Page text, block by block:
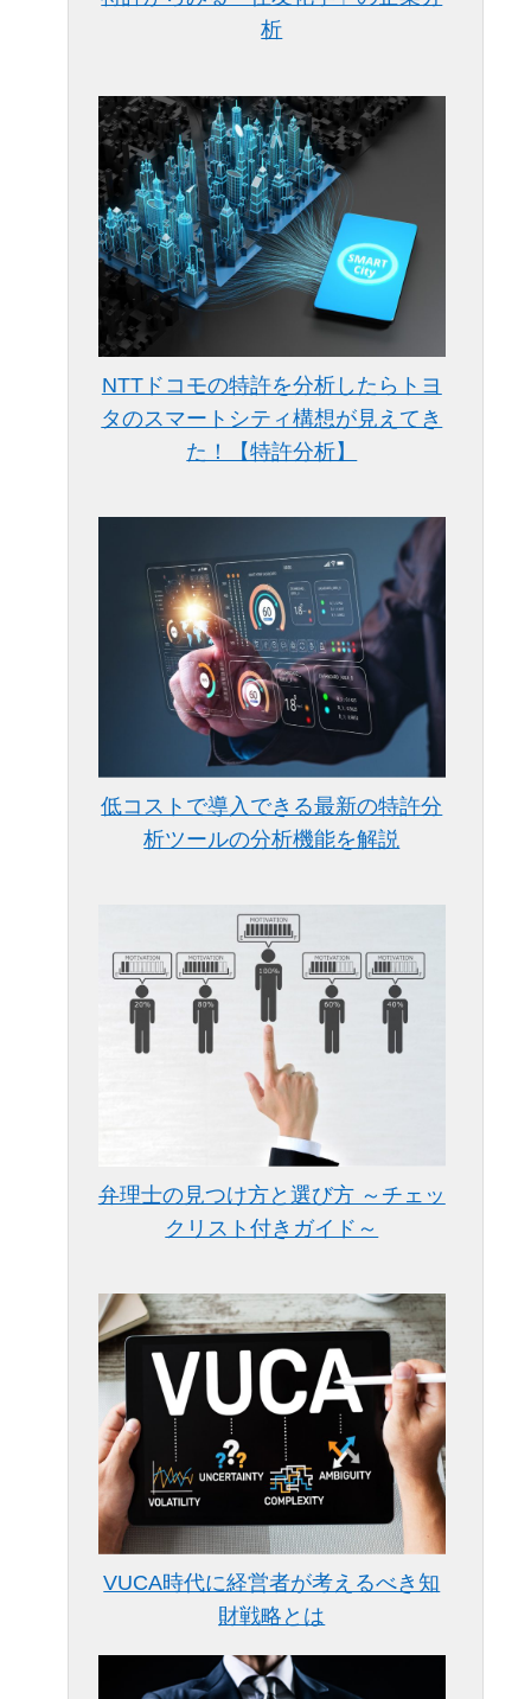
析
NTTドコモの特許を分析したらトヨ
タのスマートシティ構想が見えてき
た！【特許分析】
低コストで導入できる最新の特許分
析ツールの分析機能を解説
弁理士の見つけ方と選び方 ～チェッ
クリスト付きガイド～
VUCA時代に経営者が考えるべき知
財戦略とは